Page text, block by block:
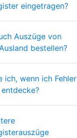
eingetragen?
Auszüge von
bestellen?
ich, wenn ich Fehler